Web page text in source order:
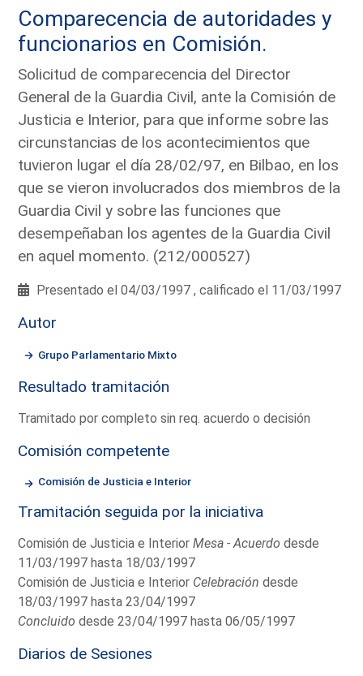
Comparecencia de autoridades y
funcionarios en Comisión.
Solicitud de comparecencia del Director
General de la Guardia Civil, ante la Comisión de
Justicia e Interior, para que informe sobre las
circunstancias de los acontecimientos que
tuvieron lugar el día 28/02/97, en Bilbao, en los
que se vieron involucrados dos miembros de la
Guardia Civil y sobre las funciones que
desempeñaban los agentes de la Guardia Civil
en aquel momento. (212/000527)
Presentado el 04/03/1997 , calificado el 11/03/1997
Autor
Grupo Parlamentario Mixto
Resultado tramitación
Tramitado por completo sin req. acuerdo o decisión
Comisión competente
Comisión de Justicia e Interior
Tramitación seguida por la iniciativa
Comisión de Justicia e InteriorMesa - Acuerdo desde
11/03/1997 hasta 18/03/1997
Comisión de Justicia e Interior Celebración desde
18/03/1997 hasta 23/04/1997
Concluido desde 23/04/1997 hasta 06/05/1997
Diarios de Sesiones